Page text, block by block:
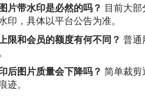
片带水印是必然的吗？ 目前大
印，具体以平台公告为准。
限和会员的额度有何不同？ 普通
后图片质量会下降吗？ 简单裁
迹。